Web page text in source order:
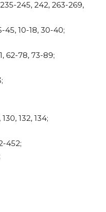
245, 242, 263-269,
45, 10-18, 30-40;
62-78, 73-89;
132, 134;
452;